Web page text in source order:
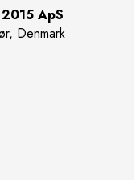
ApS
Denmark